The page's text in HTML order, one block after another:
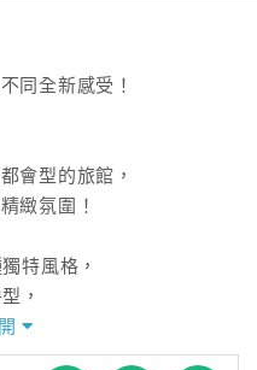
同全新感受！
會型的旅館，
緻氛圍！
特風格，
，
的悸動！